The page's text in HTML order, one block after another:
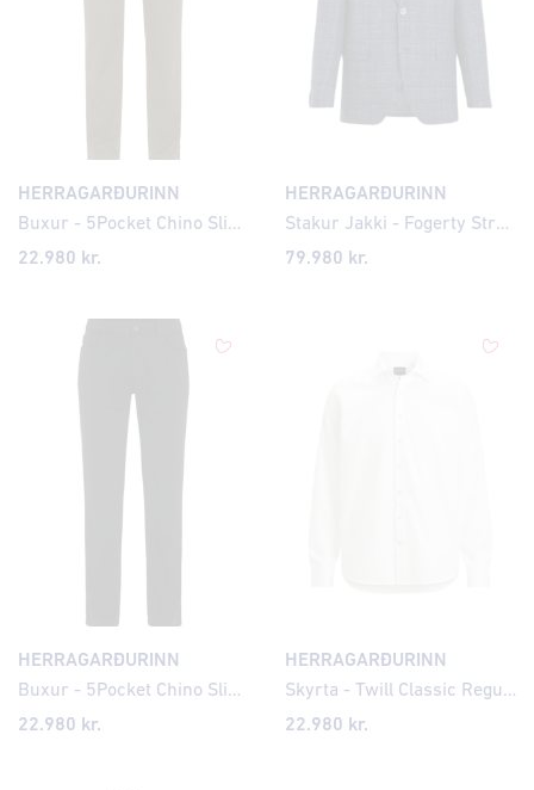
HERRAGARÐURINN
Buxur - 5Pocket Chino Slim Fit
22.980 kr.
HERRAGARÐURINN
Stakur Jakki - Fogerty Structure Check
79.980 kr.
HERRAGARÐURINN
Buxur - 5Pocket Chino Slim Fit
22.980 kr.
HERRAGARÐURINN
Skyrta - Twill Classic Regular Fit
22.980 kr.